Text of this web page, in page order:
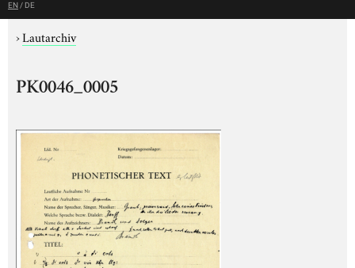
EN / DE
›Lautarchiv
PK0046_0005